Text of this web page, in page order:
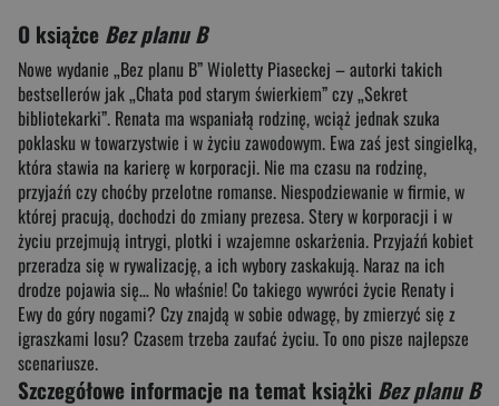
O książce Bez planu B
Nowe wydanie „Bez planu B” Wioletty Piaseckej – autorki takich
bestsellerów jak „Chata pod starym świerkiem” czy „Sekret
bibliotekarki”. Renata ma wspaniałą rodzinę, wciąż jednak szuka
poklasku w towarzystwie i w życiu zawodowym. Ewa zaś jest singielką,
która stawia na karierę w korporacji. Nie ma czasu na rodzinę,
przyjaźń czy choćby przelotne romanse. Niespodziewanie w firmie, w
której pracują, dochodzi do zmiany prezesa. Stery w korporacji i w
życiu przejmują intrygi, plotki i wzajemne oskarżenia. Przyjaźń kobiet
przeradza się w rywalizację, a ich wybory zaskakują. Naraz na ich
drodze pojawia się… No właśnie! Co takiego wywróci życie Renaty i
Ewy do góry nogami? Czy znajdą w sobie odwagę, by zmierzyć się z
igraszkami losu? Czasem trzeba zaufać życiu. To ono pisze najlepsze
scenariusze.
Szczegółowe informacje na temat książki Bez planu B